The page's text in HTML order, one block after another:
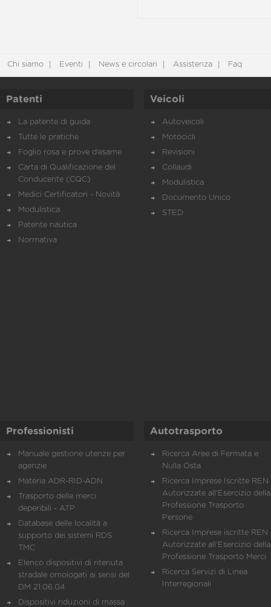
Chi siamo Eventi News e circolari Assistenza Faq
Patenti
La patente di guida
Tutte le pratiche
Foglio rosa e prove d’esame
Carta di Qualificazione del
Conducente (CQC)
Medici Certificatori - Novità
Modulistica
Patente nautica
Normativa
Veicoli
Autoveicoli
Motocicli
Revisioni
Collaudi
Modulistica
Documento Unico
STED
Professionisti
Manuale gestione utenze per
agenzie
Materia ADR-RID-ADN
Trasporto delle merci
deperibili - ATP
Database delle località a
supporto dei sistemi RDS
TMC
Elenco dispositivi di ritenuta
stradale omologati ai sensi del
DM 21.06.04
Dispositivi riduzioni di massa
Autotrasporto
Ricerca Aree di Fermata e
Nulla Osta
Ricerca Imprese Iscritte REN
Autorizzate all'Esercizio della
Professione Trasporto
Persone
Ricerca Imprese iscritte REN
Autorizzate all'Esercizio della
Professione Trasporto Merci
Ricerca Servizi di Linea
Interregionali